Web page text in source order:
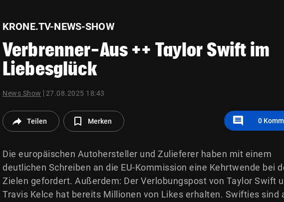
KRONE.TV-NEWS-SHOW
Verbrenner-Aus ++ Taylor Swift im
Liebesglück
News Show 27.08.2025 18:43
Teilen Merken comment 0
Die europäischen Autohersteller und Zulieferer haben mit einem
deutlichen Schreiben an die EU-Kommission eine Kehrtwende bei
Zielen gefordert. Außerdem: Der Verlobungspost von Taylor Swift
Travis Kelce hat bereits Millionen von Likes erhalten. Swifties sind